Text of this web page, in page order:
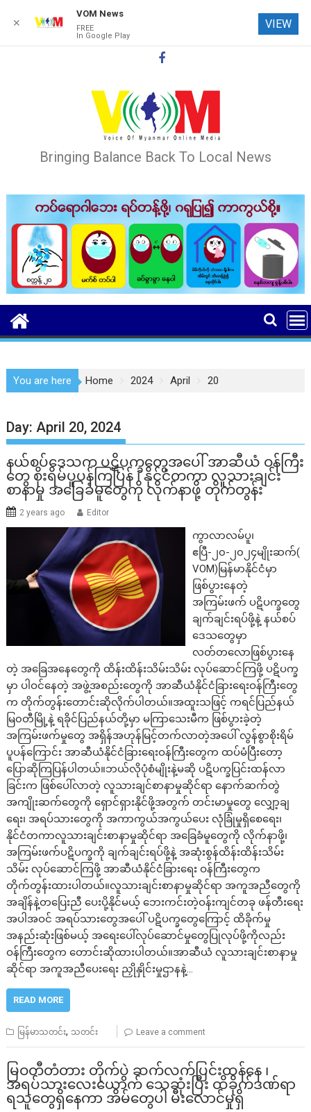
Bringing Balance Back To Local News
You are here Home 2024 April 20
Day:April 20, 2024
နယ်စပ်ဒေသက ပဋိပက္ခတွေအပေါ် အာဆီယံ ဝန်ကြီး
တွေ စိုးရိမ်ပူပန်ကြပြန် ၊ နိုင်ငံတကာ လူသားချင်း
စာနာမှု အခြေခံမူတွေကို လိုက်နာဖို့ တိုက်တွန်း
2 years ago Editor
ကွာလာလမ်ပူ၊
ဧပြီ-၂၀-၂၀၂၄မျိုးဆက်(
VOM)မြန်မာနိုင်ငံမှာ
ဖြစ်ပွားနေတဲ့
အကြမ်းဖက် ပဋိပက္ခတွေ
ချက်ချင်းရပ်ဖို့နဲ့ နယ်စပ်
ဒေသတွေမှာ
လတ်တလောဖြစ်ပွားနေ
တဲ့ အခြေအနေတွေကို ထိန်းထိန်းသိမ်းသိမ်း လုပ်ဆောင်ကြဖို့ ပဋိပက္ခ
မှာ ပါဝင်နေတဲ့ အဖွဲ့အစည်းတွေကို အာဆီယံနိုင်ငံခြားရေးဝန်ကြီးတွေ
က တိုက်တွန်းတောင်းဆိုလိုက်ပါတယ်။အထူးသဖြင့် ကရင်ပြည်နယ်
မြ၀တီမြို့နဲ့ ရခိုင်ပြည်နယ်တို့မှာ မကြာသေးမီက ဖြစ်ပွားခဲ့တဲ့
အကြမ်းဖက်မှုတွေ အရှိန်အဟုန်မြင့်တက်လာတဲ့အပေါ် လွန်စွာစိုးရိမ်
ပူပန်ကြောင်း အာဆီယံနိုင်ငံခြားရေးဝန်ကြီးတွေက ထပ်မံပြီးတော့
ပြောဆိုကြပြန်ပါတယ်။ဘယ်လိုပုံစံမျိုးနဲ့မဆို ပဋိပက္ခပြင်းထန်လာ
ခြင်းက ဖြစ်ပေါ်လာတဲ့ လူသားချင်စာနာမှုဆိုင်ရာ နောက်ဆက်တွဲ
အကျိုးဆက်တွေကို ရှောင်ရှားနိုင်ဖို့အတွက် တင်းမာမှုတွေ လျှော့ချ
ရေး၊ အရပ်သားတွေကို အကာကွယ်အကွယ်ပေး လုံခြုံမှုရှိစေရေး၊
နိုင်ငံတကာလူသားချင်းစာနာမှုဆိုင်ရာ အခြေခံမူတွေကို လိုက်နာဖို့၊
အကြမ်းဖက်ပဋိပက္ခကို ချက်ချင်းရပ်ဖို့နဲ့ အဆုံးစွန်ထိန်းထိန်းသိမ်း
သိမ်း လုပ်ဆောင်ကြဖို့ အာဆီယံနိုင်ငံခြားရေး ဝန်ကြီးတွေက
တိုက်တွန်းထားပါတယ်။လူသားချင်းစာနာမှုဆိုင်ရာ အကူအညီတွေကို
အချိန်နဲ့တပြေးညီ ပေးပို့နိုင်မယ့် ဘေးကင်းတဲ့ဝန်းကျင်တခု ဖန်တီးရေး
အပါအဝင် အရပ်သားတွေအပေါ် ပဋိပက္ခတွေကြောင့် ထိခိုက်မှု
အနည်းဆုံးဖြစ်မယ့် အရေးပေါ်လုပ်ဆောင်မှုတွေပြုလုပ်ဖို့ကိုလည်း
ဝန်ကြီးတွေက တောင်းဆိုထားပါတယ်။အာဆီယံ လူသားချင်းစာနာမှု
ဆိုင်ရာ အကူအညီပေးရေး ညှိုနှိုင်းမှုဌာနနဲ့…
READ MORE
မြန်မာသတင်း, သတင်း Leave a comment
မြဝတီတံတား တိုက်ပွဲ ဆက်လက်ပြင်းထန်နေ ၊
အရပ်သားလေးယောက် သေဆုံးပြီး ထိခိုက်ဒဏ်ရာ
ရသူတွေရှိနေကာ အိမ်တွေပါ မီးလောင်မှုရှိ
✕
VOM News
FREE
In Google Play
VIEW